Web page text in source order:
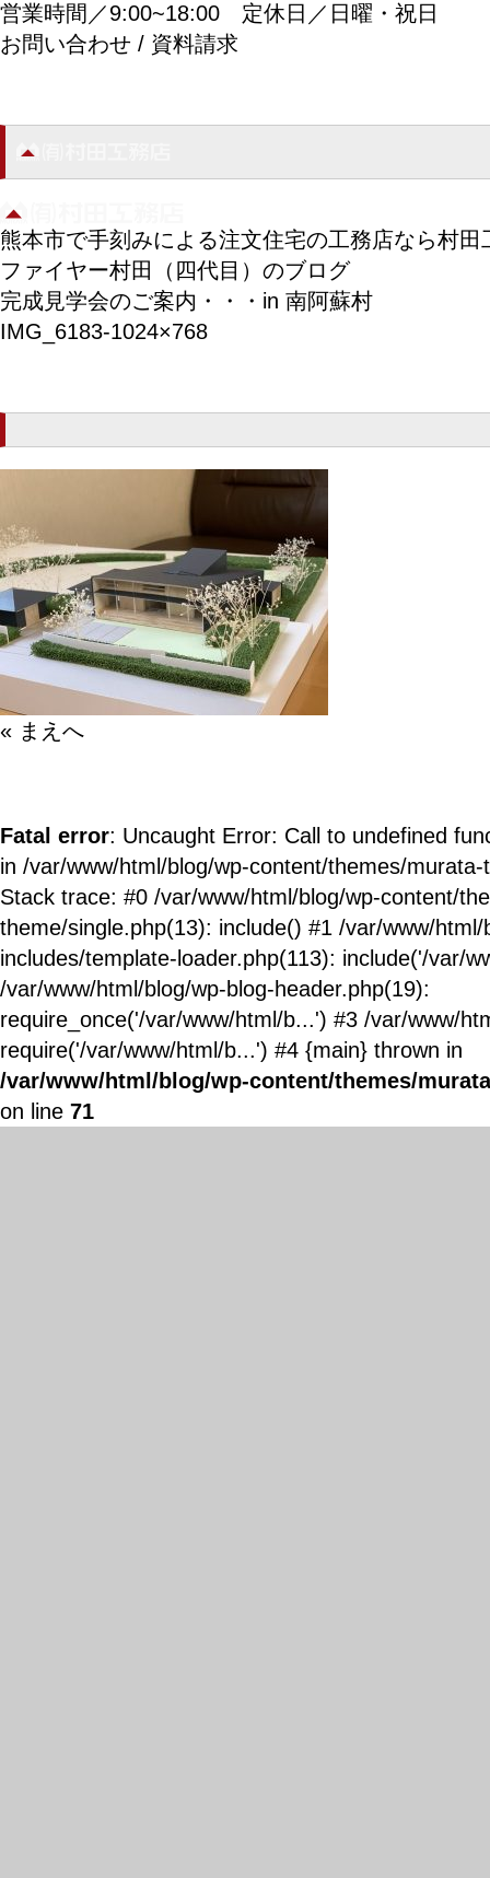
営業時間／9:00~18:00 定休日／日曜・祝日
お問い合わせ / 資料請求
熊本市で手刻みによる注文住宅の工務店なら村田
ファイヤー村田（四代目）のブログ
完成見学会のご案内・・・in 南阿蘇村
IMG_6183-1024×768
« まえへ
Fatal error: Uncaught Error: Call to undefined
in /var/www/html/blog/wp-content/themes/
Stack trace: #0 /var/www/html/blog/wp-content/
theme/single.php(13): include() #1 /var/www/html/
includes/template-loader.php(113): include('/var/
/var/www/html/blog/wp-blog-header.php(19):
require_once('/var/www/html/b...') #3 /var/www/
require('/var/www/html/b...') #4 {main} thrown in
/var/www/html/blog/wp-content/themes/
on line 71